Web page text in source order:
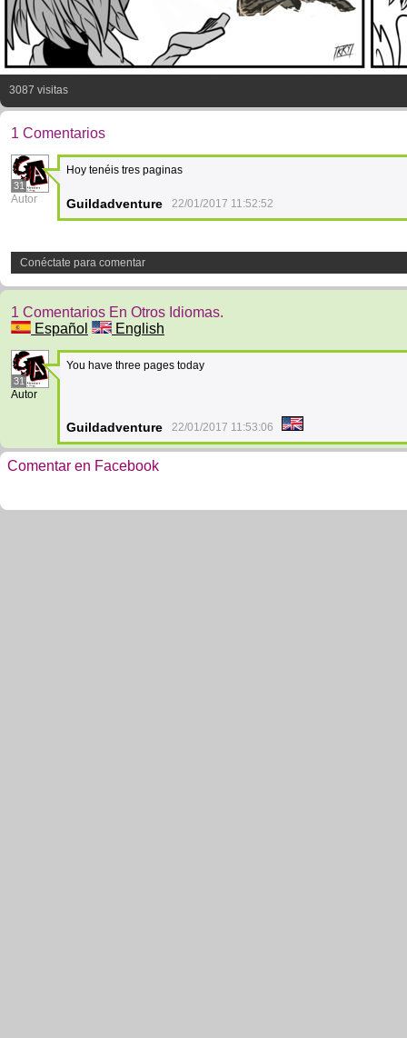
3087 visitas
1 Comentarios
31
Autor
Hoy tenéis tres paginas
Guildadventure 22/01/2017 11:52:52
Conéctate para comentar
1 Comentarios En Otros Idiomas.
Español
English
31
Autor
You have three pages today
Guildadventure 22/01/2017 11:53:06
Comentar en Facebook